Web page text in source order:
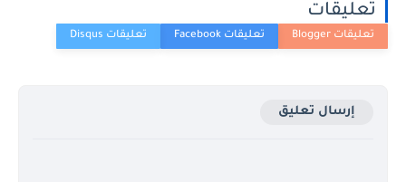
تعليقات
إرسال تعليق